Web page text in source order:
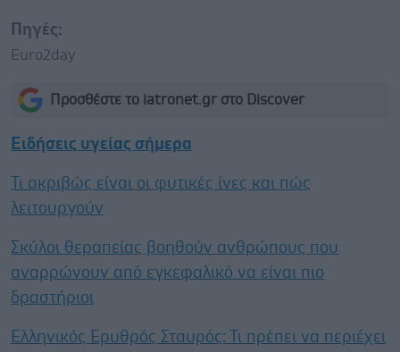
Πηγές:
Euro2day
Προσθέστε το iatronet.gr στο Discover
Ειδήσεις υγείας σήμερα
Τι ακριβώς είναι οι φυτικές ίνες και πώς
λειτουργούν
Σκύλοι θεραπείας βοηθούν ανθρώπους που
αναρρώνουν από εγκεφαλικό να είναι πιο
δραστήριοι
Ελληνικός Ερυθρός Σταυρός: Τι πρέπει να περιέχει